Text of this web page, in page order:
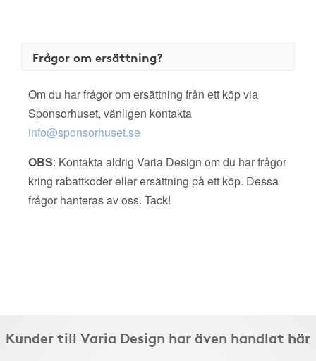
Frågor om ersättning?
Om du har frågor om ersättning från ett köp via
Sponsorhuset, vänligen kontakta
info@sponsorhuset.se
OBS: Kontakta aldrig Varia Design om du har frågor
kring rabattkoder eller ersättning på ett köp. Dessa
frågor hanteras av oss. Tack!
Kunder till Varia Design har även handlat här